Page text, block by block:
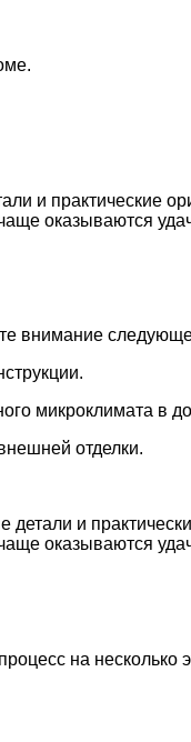
и практические
оказываются
внимание
микроклимата в
отделки.
детали и
оказываются
на несколько